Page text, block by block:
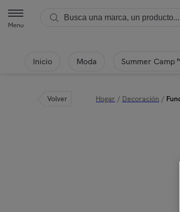
Menu
Inicio Moda Summer Camp
Volver Hogar / Decoración /